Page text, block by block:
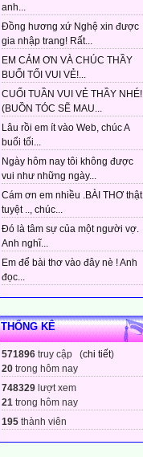
anh...
Đồng hương xứ Nghệ xin được
gia nhập trang! Rất...
EM CẢM ƠN VÀ CHÚC THẦY
BUỔI TỐI VUI VẺ!...
CUỐI TUẦN VUI VẺ THẦY NHÉ!
(BUỒN TÓC SẼ MAU...
Lâu rồi em ít vào Web, chúc A
buổi tối...
Ngày hôm nay tôi không được
vui như những ngày...
Cám ơn em nhiều .BÀI THƠ thật
tuyệt .., chúc...
Đó là tâm sự của một người vợ.
Anh nghĩ...
Em để bài thơ vào đây nè ! Anh
đọc...
THỐNG KÊ
571896 truy cập (chi tiết)
20 trong hôm nay
748329 lượt xem
21 trong hôm nay
195 thành viên